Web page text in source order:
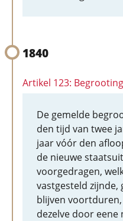
1840
Artikel 123:
De gemelde
den tijd van twee
jaar vóór den
de nieuwe
voorgedragen,
vastgesteld
blijven
dezelve door